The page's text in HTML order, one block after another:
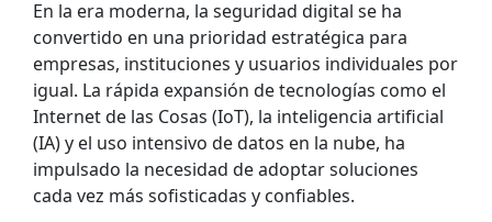
En la era moderna, la seguridad digital se ha
convertido en una prioridad estratégica para
empresas, instituciones y usuarios individuales por
igual. La rápida expansión de tecnologías como el
Internet de las Cosas (IoT), la inteligencia artificial
(IA) y el uso intensivo de datos en la nube, ha
impulsado la necesidad de adoptar soluciones
cada vez más sofisticadas y confiables.